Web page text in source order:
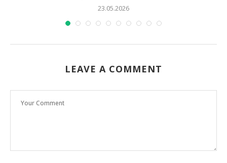
23.05.2026
LEAVE A COMMENT